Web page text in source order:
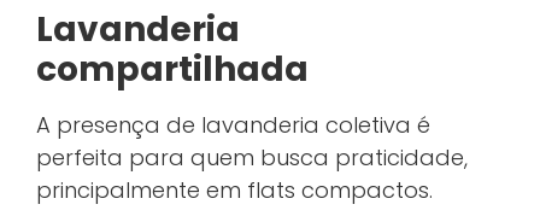
Lavanderia
compartilhada
A presença de lavanderia coletiva é
perfeita para quem busca praticidade,
principalmente em flats compactos.